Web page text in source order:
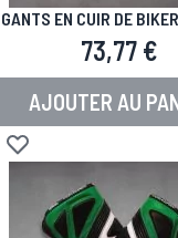
GANTS EN CUIR DE
73,77 €
AJOUTER AU
Ajouter à la liste